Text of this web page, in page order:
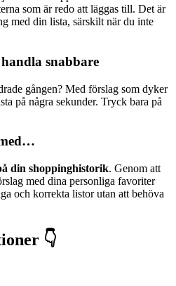
som är redo att läggas till. Det är
med din lista, särskilt när du inte
snabbare
gången? Med förslag som dyker
på några sekunder. Tryck bara på
din shoppinghistorik. Genom att
med dina personliga favoriter
och korrekta listor utan att behöva
👇